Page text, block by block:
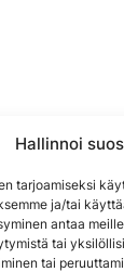
Hallinnoi
tarjoamiseksi
ja/tai
antaa
tai
tai